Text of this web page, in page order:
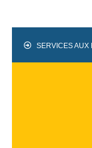
SERVICES AUX